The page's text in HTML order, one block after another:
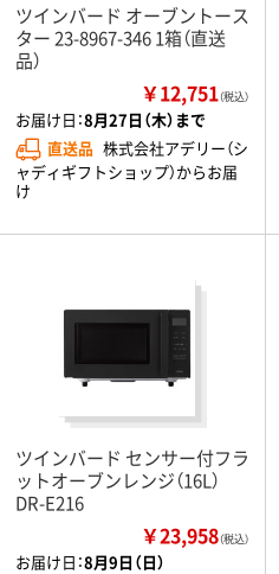
ツインバード オーブントース
ター 23-8967-346 1箱（直送
品）
￥12,751（税込）
お届け日：8月27日（木）まで
直送品 株式会社アデリー（シ
ャディギフトショップ）からお届
け
ツインバード センサー付フラ
ットオーブンレンジ（16L）
DR-E216
￥23,958（税込）
お届け日：8月9日（日）